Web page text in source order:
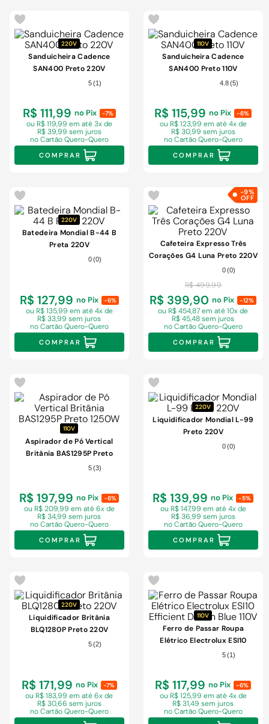
220V
Sanduicheira Cadence
SAN400 Preto 220V
5 (1)
R$ 111,99 no Pix -7%
ou R$ 119,99 em até 3x de
R$ 39,99 sem juros
no Cartão Quero-Quero
COMPRAR
110V
Sanduicheira Cadence
SAN400 Preto 110V
4.8(5)
R$ 115,99 no Pix -6%
ou R$ 123,99 em até 4x de
R$ 30,99 sem juros
no Cartão Quero-Quero
COMPRAR
220V
Batedeira Mondial B-44 B
Preta 220V
0 (0)
R$ 127,99 no Pix -6%
ou R$ 135,99 em até 4x de
R$ 33,99 sem juros
no Cartão Quero-Quero
COMPRAR
-9%
Cafeteira Expresso Três
Corações G4 Luna Preto 220V
0 (0)
R$ 499,99
R$ 399,90 no Pix -12%
ou R$ 454,87 ematé 10x de
R$ 45,48 sem juros
no Cartão Quero-Quero
COMPRAR
110V
Aspirador de Pó Vertical
Britânia BAS1295P Preto
1250W 110V5 (3)
R$ 197,99 no Pix -6%
ou R$ 209,99 em até 6x de
R$ 34,99 sem juros
no Cartão Quero-Quero
COMPRAR
220V
Liquidificador Mondial L-99
Preto 220V
0 (0)
R$ 139,99 no Pix -5%
ou R$ 147,99 em até 4x de
R$ 36,99 sem juros
no Cartão Quero-Quero
COMPRAR
220V
Liquidificador Britânia
BLQ1280P Preto 220V
5 (2)
R$ 171,99 no Pix -7%
ou R$ 183,99 ematé 6x de
R$ 30,66 sem juros
no Cartão Quero-Quero
110V
Ferro de Passar Roupa
Elétrico Electrolux ESI10
Efficient Denim Blue 110V
5 (1)
R$ 117,99 no Pix -6%
ou R$ 125,99 em até 4x de
R$ 31,49 sem juros
no Cartão Quero-Quero